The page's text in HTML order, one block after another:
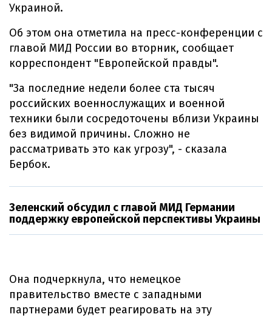
Украиной.
Об этом она отметила на пресс-конференции с
главой МИД России во вторник, сообщает
корреспондент "Европейской правды".
"За последние недели более ста тысяч
российских военнослужащих и военной
техники были сосредоточены вблизи Украины
без видимой причины. Сложно не
рассматривать это как угрозу", - сказала
Бербок.
Зеленский обсудил с главой МИД Германии
поддержку европейской перспективы Украины
Она подчеркнула, что немецкое
правительство вместе с западными
партнерами будет реагировать на эту